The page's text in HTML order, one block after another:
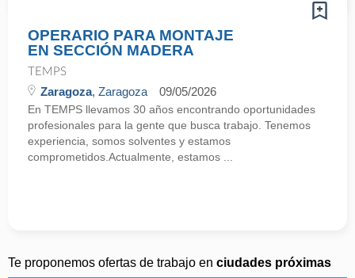
OPERARIO PARA MONTAJE
EN SECCIÓN MADERA
TEMPS
Zaragoza, Zaragoza 09/05/2026
En TEMPS llevamos 30 años encontrando oportunidades
profesionales para la gente que busca trabajo. Tenemos
experiencia, somos solventes y estamos
comprometidos.Actualmente, estamos ...
Te proponemos ofertas de trabajo en ciudades próximas